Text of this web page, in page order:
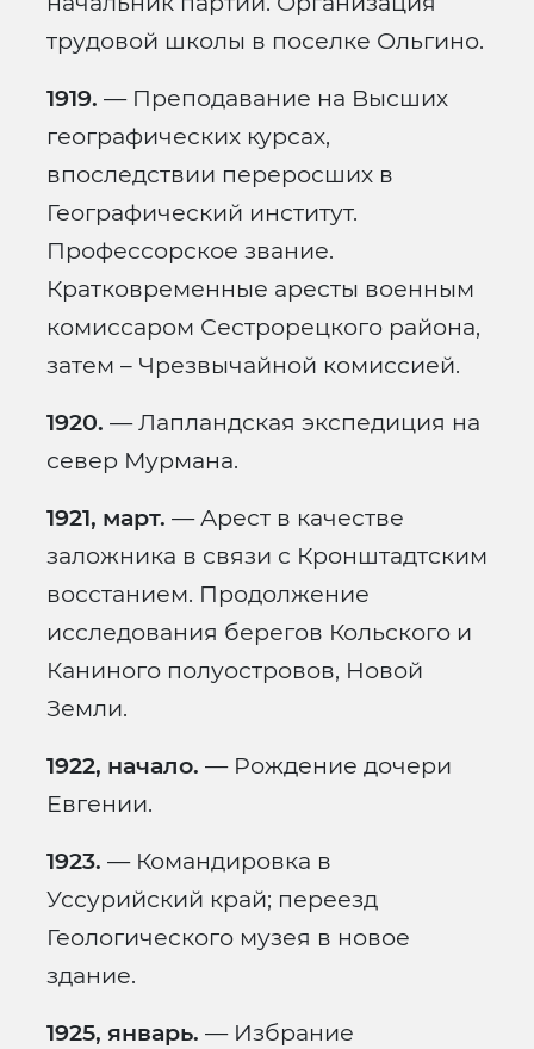
трудовой школы в поселке Ольгино.
1919. — Преподавание на Высших
географических курсах,
впоследствии переросших в
Географический институт.
Профессорское звание.
Кратковременные аресты военным
комиссаром Сестрорецкого района,
затем – Чрезвычайной комиссией.
1920. — Лапландская экспедиция на
север Мурмана.
1921, март. — Арест в качестве
заложника в связи с Кронштадтским
восстанием. Продолжение
исследования берегов Кольского и
Каниного полуостровов, Новой
Земли.
1922, начало. — Рождение дочери
Евгении.
1923. — Командировка в
Уссурийский край; переезд
Геологического музея в новое
здание.
1925, январь. — Избрание